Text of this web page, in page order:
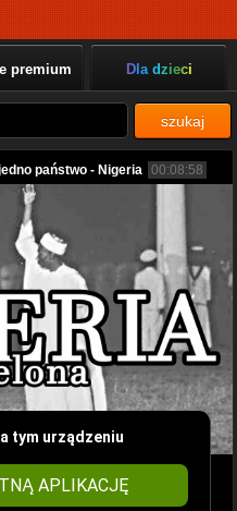
premium Dla dzieci
szukaj
państwo - Nigeria 00:08:58
tym urządzeniu
APLIKACJĘ